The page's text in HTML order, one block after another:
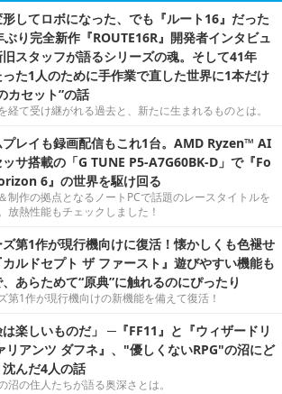
してロボになった、でも『ルート16』だった
り完全新作『ROUTE16R』開発者インタビュ
旧スタッフが語るシリーズの魂。そして41年
た1人のために手作業で直した世界に1本だけ
カセット”の話
経て受け継がれる過去と、新たに生まれるものとは。
プレイも録画配信もこれ1台。AMD Ryzen™ AI
サ搭載の「G TUNE P5-A7G60BK-D」で『Fo
6』の世界を駆け回る
制作の拠点となるノートPCで話題のレースタイトルを
放熱性能もチェックしました！
ズ第1作が現行機向けに復活！懐かしくも色褪せ
ルドセプト ザ ファースト』遊びやすい機能も
あらためて“原典”に触れるのにぴったり
第1作が現行機向けの新機能を備えて復活！
は楽しいものだ」 ─『FF11』と『ウィザードリ
リアンツ ダフネ』、"優しくないRPG"の沼にど
沈んだ4人の話
沼の住人たちが語る奥深さとは。